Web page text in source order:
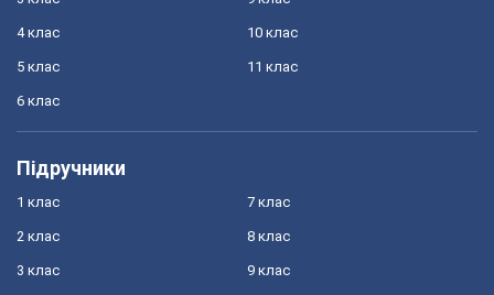
4 клас
5 клас
6 клас
10 клас
11 клас
Підручники
1 клас
2 клас
3 клас
7 клас
8 клас
9 клас